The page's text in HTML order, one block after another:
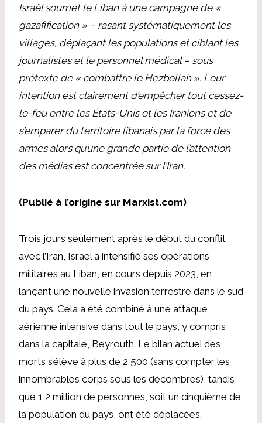
Israël soumet le Liban à une campagne de «
gazafification » – rasant systématiquement les
villages, déplaçant les populations et ciblant les
journalistes et le personnel médical – sous
prétexte de « combattre le Hezbollah ». Leur
intention est clairement d’empêcher tout cessez-
le-feu entre les États-Unis et les Iraniens et de
s’emparer du territoire libanais par la force des
armes alors qu’une grande partie de l’attention
des médias est concentrée sur l’Iran.
(Publié à l’origine sur Marxist.com)
Trois jours seulement après le début du conflit
avec l’Iran, Israël a intensifié ses opérations
militaires au Liban, en cours depuis 2023, en
lançant une nouvelle invasion terrestre dans le sud
du pays. Cela a été combiné à une attaque
aérienne intensive dans tout le pays, y compris
dans la capitale, Beyrouth. Le bilan actuel des
morts s’élève à plus de 2 500 (sans compter les
innombrables corps sous les décombres), tandis
que 1,2 million de personnes, soit un cinquième de
la population du pays, ont été déplacées.